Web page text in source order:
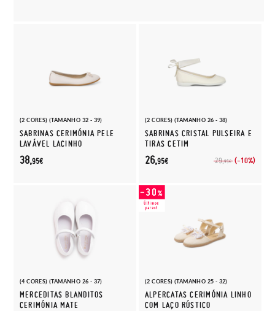
(2 CORES) (TAMANHO 32 - 39)
SABRINAS CERIMÓNIA PELE
LAVÁVEL LACINHO
38,95€
(2 CORES) (TAMANHO 26 - 38)
SABRINAS CRISTAL PULSEIRA E
TIRAS CETIM
29,95€ (-10%)
26,95€
(4 CORES) (TAMANHO 26 - 37)
MERCEDITAS BLANDITOS
CERIMÓNIA MATE
(2 CORES) (TAMANHO 25 - 32)
ALPERCATAS CERIMÓNIA LINHO
COM LAÇO RÚSTICO